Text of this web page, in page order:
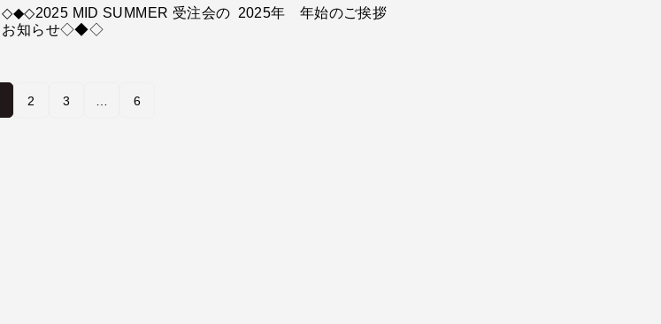
◇◆◇2025 MID SUMMER 受注会の
お知らせ◇◆◇
2025年 年始のご挨拶
2 3 … 6